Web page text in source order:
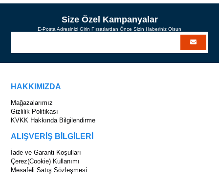
Size Özel Kampanyalar
E-Posta Adresinizi Girin Fırsatlardan Önce Sizin Haberiniz Olsun
HAKKIMIZDA
Mağazalarımız
Gizlilik Politikası
KVKK Hakkında Bilgilendirme
ALIŞVERİŞ BİLGİLERİ
İade ve Garanti Koşulları
Çerez(Cookie) Kullanımı
Mesafeli Satış Sözleşmesi